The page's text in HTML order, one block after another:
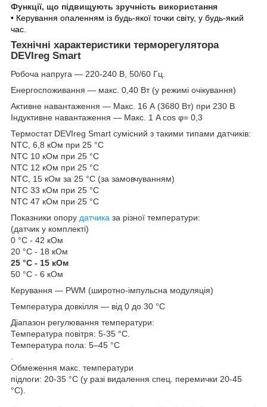
Функції, що підвищують зручність використання
• Керування опаленням із будь-якої точки світу, у будь-який
час.
Технічні характеристики терморегулятора
DEVIreg Smart
Робоча напруга — 220-240 В, 50/60 Гц.
Енергоспоживання — макс. 0,40 Вт (у режимі очікування)
Активне навантаження — Макс. 16 А (3680 Вт) при 230 В
Індуктивне навантаження — Макс. 1 A cos φ= 0,3
Термостат DEVIreg Smart сумісний з такими типами датчиків:
NTC, 6,8 кОм при 25 °C
NTC 10 кОм при 25 °C
NTC 12 кОм при 25 °C
NTC, 15 кОм за 25 °C (за замовчуванням)
NTC 33 кОм при 25 °C
NTC 47 кОм при 25 °C
Показники опору датчика за різної температури:
(датчик у комплекті)
0 °С - 42 кОм
20 °С - 18 кОм
25 °С - 15 кОм
50 °С - 6 кОм
Керування — PWM (широтно-імпульсна модуляція)
Температура довкілля — від 0 до 30 °C
Діапазон регулювання температури:
Температура повітря: 5-35 °C.
Температура пола: 5–45 °C
Обмеження макс. температури
підлоги: 20-35 °C (у разі видалення спец. перемички 20-45
°C).